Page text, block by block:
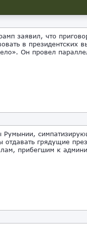
заявил, что
в президентских
Он провел
Румынии,
грядущие
прибегшим к